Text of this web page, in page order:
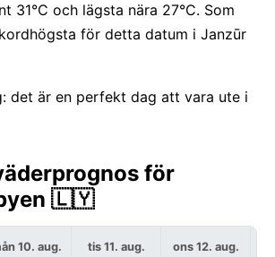
31°C och lägsta nära 27°C. Som
för detta datum i Janzūr
det är en perfekt dag att vara ute i
för
🇱🇾
10. aug. tis 11. aug. ons 12. aug.